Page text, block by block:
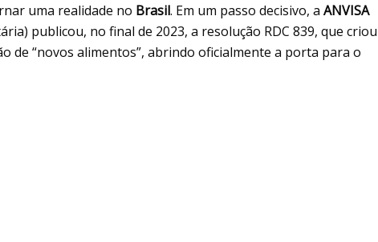
uma realidade no Brasil. Em um passo decisivo, a ANVISA
publicou, no final de 2023, a resolução RDC 839, que criou
de “novos alimentos”, abrindo oficialmente a porta para o